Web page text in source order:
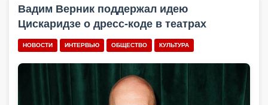
Вадим Верник поддержал идею
Цискаридзе о дресс-коде в театрах
НОВОСТИ ИНТЕРВЬЮ ОБЩЕСТВО КУЛЬТУРА